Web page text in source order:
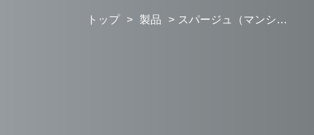
トップ 製品 スパージュ（マンション・集合住宅向け）